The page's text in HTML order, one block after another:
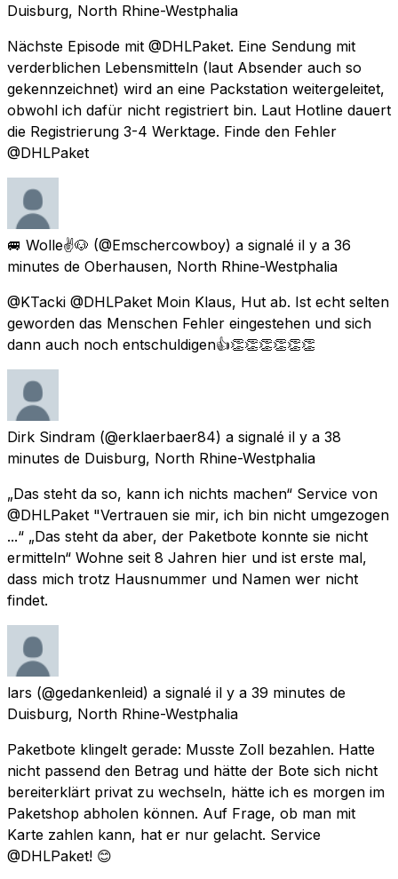
Duisburg, North Rhine-Westphalia
Nächste Episode mit @DHLPaket. Eine Sendung mit
verderblichen Lebensmitteln (laut Absender auch so
gekennzeichnet) wird an eine Packstation weitergeleitet,
obwohl ich dafür nicht registriert bin. Laut Hotline dauert
die Registrierung 3-4 Werktage. Finde den Fehler
@DHLPaket
🚐 Wolle✌🐶 (@Emschercowboy) a signalé il y a 36
minutes de Oberhausen, North Rhine-Westphalia
@KTacki @DHLPaket Moin Klaus, Hut ab. Ist echt selten
geworden das Menschen Fehler eingestehen und sich
dann auch noch entschuldigen👍👏👏👏👏👏👏
Dirk Sindram (@erklaerbaer84) a signalé il y a 38
minutes de Duisburg, North Rhine-Westphalia
„Das steht da so, kann ich nichts machen“ Service von
@DHLPaket "Vertrauen sie mir, ich bin nicht umgezogen
...“ „Das steht da aber, der Paketbote konnte sie nicht
ermitteln“ Wohne seit 8 Jahren hier und ist erste mal,
dass mich trotz Hausnummer und Namen wer nicht
findet.
lars (@gedankenleid) a signalé il y a 39 minutes de
Duisburg, North Rhine-Westphalia
Paketbote klingelt gerade: Musste Zoll bezahlen. Hatte
nicht passend den Betrag und hätte der Bote sich nicht
bereiterklärt privat zu wechseln, hätte ich es morgen im
Paketshop abholen können. Auf Frage, ob man mit
Karte zahlen kann, hat er nur gelacht. Service
@DHLPaket! 😊